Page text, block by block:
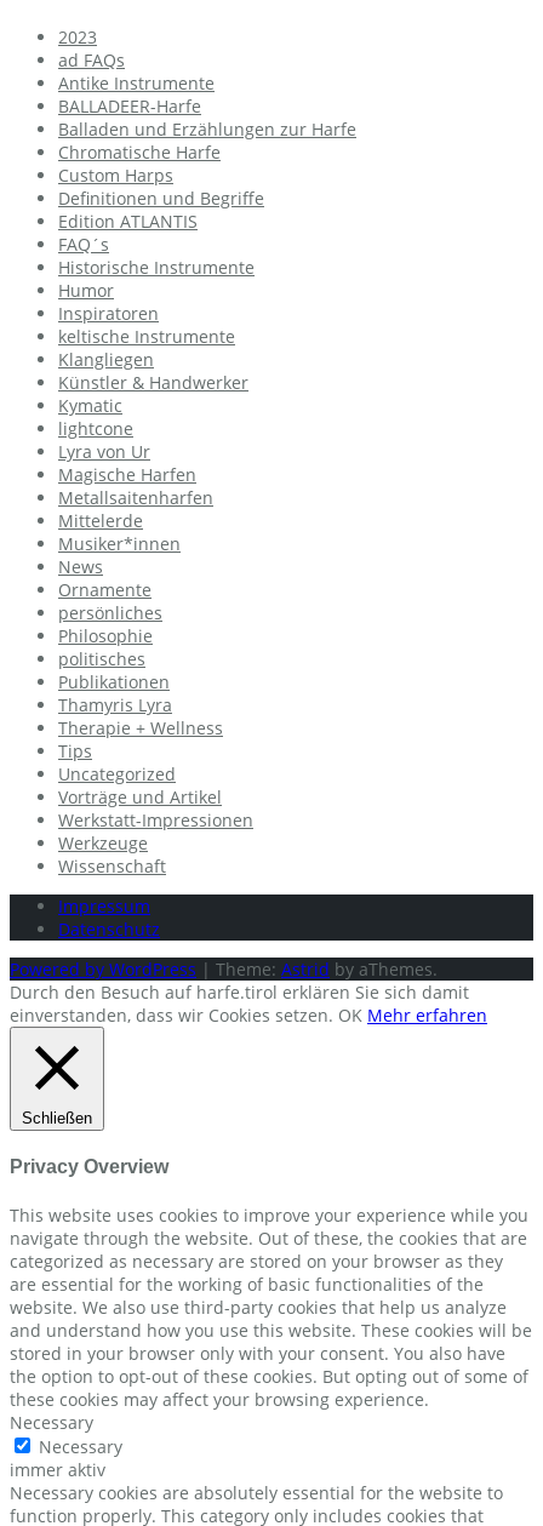
2023
ad FAQs
Antike Instrumente
BALLADEER-Harfe
Balladen und Erzählungen zur Harfe
Chromatische Harfe
Custom Harps
Definitionen und Begriffe
Edition ATLANTIS
FAQ´s
Historische Instrumente
Humor
Inspiratoren
keltische Instrumente
Klangliegen
Künstler & Handwerker
Kymatic
lightcone
Lyra von Ur
Magische Harfen
Metallsaitenharfen
Mittelerde
Musiker*innen
News
Ornamente
persönliches
Philosophie
politisches
Publikationen
Thamyris Lyra
Therapie + Wellness
Tips
Uncategorized
Vorträge und Artikel
Werkstatt-Impressionen
Werkzeuge
Wissenschaft
Impressum
Datenschutz
Powered by WordPress | Theme: Astrid by aThemes.
Durch den Besuch auf harfe.tirol erklären Sie sich damit
einverstanden, dass wir Cookies setzen. OK Mehr erfahren
Schließen
Privacy Overview
This website uses cookies to improve your experience while you
navigate through the website. Out of these, the cookies that are
categorized as necessary are stored on your browser as they
are essential for the working of basic functionalities of the
website. We also use third-party cookies that help us analyze
and understand how you use this website. These cookies will be
stored in your browser only with your consent. You also have
the option to opt-out of these cookies. But opting out of some of
these cookies may affect your browsing experience.
Necessary
Necessary
immer aktiv
Necessary cookies are absolutely essential for the website to
function properly. This category only includes cookies that